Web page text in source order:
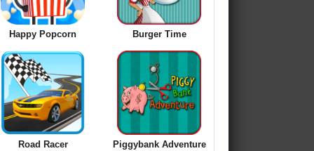
Happy Popcorn Burger Time
Road Racer Piggybank Adventure